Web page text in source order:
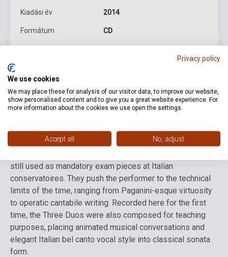
Kiadási év 2014
Formátum CD
Részletes leírás
known as ‘the Paganini of the clarinet’ for his beautiful
tone and dazzling performances. The Capriccios are
still used as mandatory exam pieces at Italian
conservatoires. They push the performer to the technical
limits of the time, ranging from Paganini-esque virtuosity
to operatic cantabile writing. Recorded here for the first
time, the Three Duos were also composed for teaching
purposes, placing animated musical conversations and
elegant Italian bel canto vocal style into classical sonata
form.
Privacy policy
We use cookies
We may place these for analysis of our visitor data, to improve our website,
show personalised content and to give you a great website experience. For
more information about the cookies we use open the settings.
Accept all No, adjust